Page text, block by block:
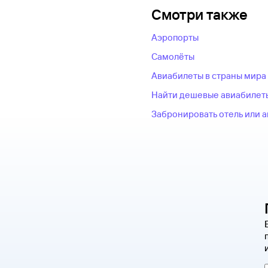
Смотри также
Аэропорты
Самолёты
Авиабилеты в страны мира
Найти дешевые
Забронировать отель или